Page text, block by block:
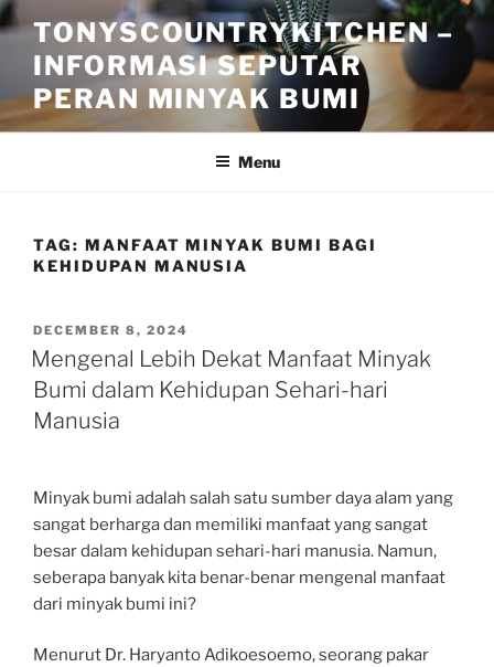
Skip
to
content
TONYSCOUNTRYKITCHEN –
INFORMASI SEPUTAR
PERAN MINYAK BUMI
Menu
TAG: MANFAAT MINYAK BUMI BAGI
KEHIDUPAN MANUSIA
POSTED
ON
DECEMBER 8, 2024
Mengenal Lebih Dekat Manfaat Minyak
Bumi dalam Kehidupan Sehari-hari
Manusia
Minyak bumi adalah salah satu sumber daya alam yang
sangat berharga dan memiliki manfaat yang sangat
besar dalam kehidupan sehari-hari manusia. Namun,
seberapa banyak kita benar-benar mengenal manfaat
dari minyak bumi ini?
Menurut Dr. Haryanto Adikoesoemo, seorang pakar